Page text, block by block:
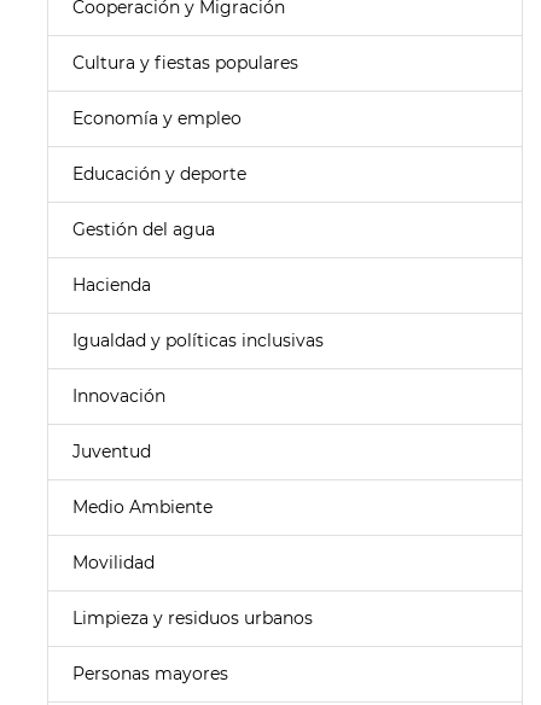
Cooperación y Migración
Cultura y fiestas populares
Economía y empleo
Educación y deporte
Gestión del agua
Hacienda
Igualdad y políticas inclusivas
Innovación
Juventud
Medio Ambiente
Movilidad
Limpieza y residuos urbanos
Personas mayores